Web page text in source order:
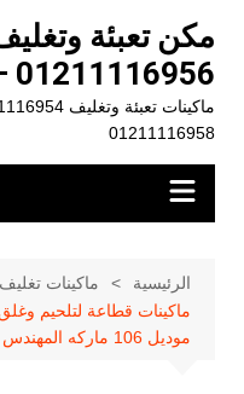
المحتوى01211116956 – 01211116958
01211116958
الرئيسية
ماكينات
ماكينات قطاعة لتلحيم
موديل 106 ماركه المهندس منسي